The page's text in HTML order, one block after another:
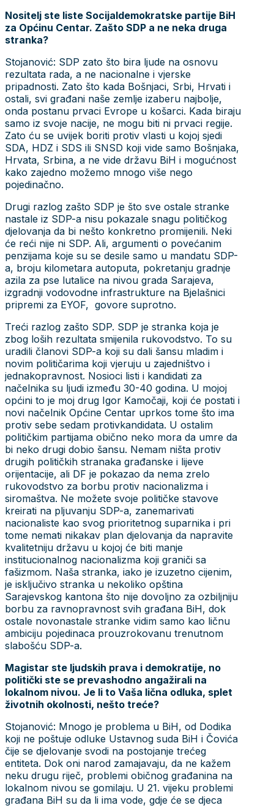
Nositelj ste liste Socijaldemokratske partije BiH
za Općinu Centar. Zašto SDP a ne neka druga
stranka?
Stojanović: SDP zato što bira ljude na osnovu
rezultata rada, a ne nacionalne i vjerske
pripadnosti. Zato što kada Bošnjaci, Srbi, Hrvati i
ostali, svi građani naše zemlje izaberu najbolje,
onda postanu prvaci Evrope u košarci. Kada biraju
samo iz svoje nacije, ne mogu biti ni prvaci regije.
Zato ću se uvijek boriti protiv vlasti u kojoj sjedi
SDA, HDZ i SDS ili SNSD koji vide samo Bošnjaka,
Hrvata, Srbina, a ne vide državu BiH i mogućnost
kako zajedno možemo mnogo više nego
pojedinačno.
Drugi razlog zašto SDP je što sve ostale stranke
nastale iz SDP-a nisu pokazale snagu političkog
djelovanja da bi nešto konkretno promijenili. Neki
će reći nije ni SDP. Ali, argumenti o povećanim
penzijama koje su se desile samo u mandatu SDP-
a, broju kilometara autoputa, pokretanju gradnje
azila za pse lutalice na nivou grada Sarajeva,
izgradnji vodovodne infrastrukture na Bjelašnici
pripremi za EYOF, govore suprotno.
Treći razlog zašto SDP. SDP je stranka koja je
zbog loših rezultata smijenila rukovodstvo. To su
uradili članovi SDP-a koji su dali šansu mladim i
novim političarima koji vjeruju u zajedništvo i
jednakopravnost. Nosioci listi i kandidati za
načelnika su ljudi između 30-40 godina. U mojoj
općini to je moj drug Igor Kamočaji, koji će postati i
novi načelnik Općine Centar uprkos tome što ima
protiv sebe sedam protivkandidata. U ostalim
političkim partijama obično neko mora da umre da
bi neko drugi dobio šansu. Nemam ništa protiv
drugih političkih stranaka građanske i lijeve
orijentacije, ali DF je pokazao da nema zrelo
rukovodstvo za borbu protiv nacionalizma i
siromaštva. Ne možete svoje političke stavove
kreirati na pljuvanju SDP-a, zanemarivati
nacionaliste kao svog prioritetnog suparnika i pri
tome nemati nikakav plan djelovanja da napravite
kvalitetniju državu u kojoj će biti manje
institucionalnog nacionalizma koji graniči sa
fašizmom. Naša stranka, iako je izuzetno cijenim,
je isključivo stranka u nekoliko opština
Sarajevskog kantona što nije dovoljno za ozbiljniju
borbu za ravnopravnost svih građana BiH, dok
ostale novonastale stranke vidim samo kao ličnu
ambiciju pojedinaca prouzrokovanu trenutnom
slabošću SDP-a.
Magistar ste ljudskih prava i demokratije, no
politički ste se prevashodno angažirali na
lokalnom nivou. Je li to Vaša lična odluka, splet
životnih okolnosti, nešto treće?
Stojanović: Mnogo je problema u BiH, od Dodika
koji ne poštuje odluke Ustavnog suda BiH i Čovića
čije se djelovanje svodi na postojanje trećeg
entiteta. Dok oni narod zamajavaju, da ne kažem
neku drugu riječ, problemi običnog građanina na
lokalnom nivou se gomilaju. U 21. vijeku problemi
građana BiH su da li ima vode, gdje će se djeca